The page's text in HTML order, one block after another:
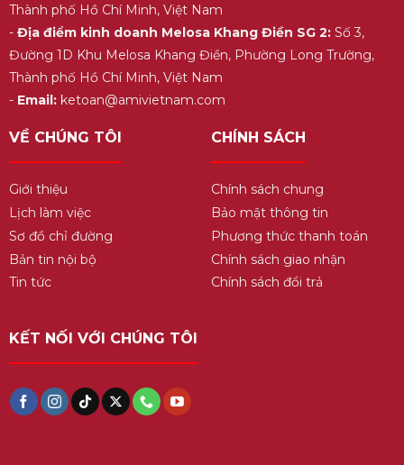
Thành phố Hồ Chí Minh, Việt Nam
- Địa điểm kinh doanh Melosa Khang Điền SG 2:Số 3,
Đường 1D Khu Melosa Khang Điền, Phường Long Trường,
Thành phố Hồ Chí Minh, Việt Nam
- Email:ketoan@amivietnam.com
VỀ CHÚNG TÔI
Giới thiệu
Lịch làm việc
Sơ đồ chỉ đường
Bản tin nội bộ
Tin tức
CHÍNH SÁCH
Chính sách chung
Bảo mật thông tin
Phương thức thanh toán
Chính sách giao nhận
Chính sách đổi trả
KẾT NỐI VỚI CHÚNG TÔI